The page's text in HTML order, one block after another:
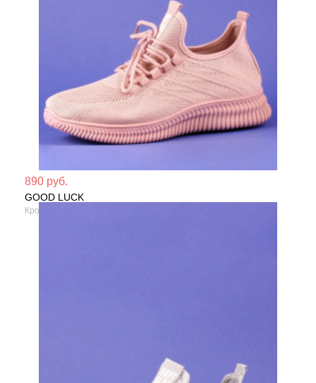
890 руб.
GOOD LUCK
Кроссовки